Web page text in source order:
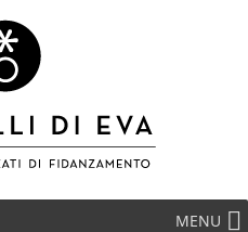
MENU